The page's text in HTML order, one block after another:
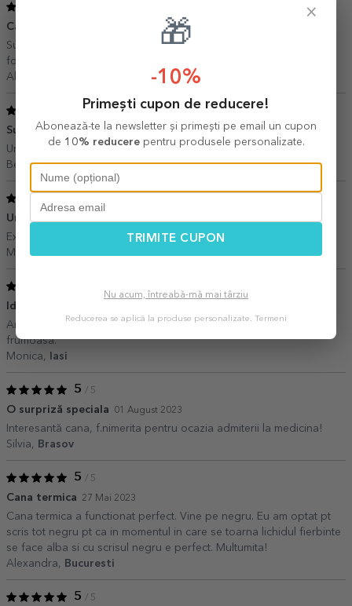
Cadou de Crăciun 29 Decembrie 2024
Sunt foarte mulțumită! Am luat cadou pentru tatăl meu și i-a plăcut
foarte mult! Recomand
Alexandra,
5
Superba cana! 03 Decembrie 2024
Un cadou perfect pentru colegi
Beatrice,Oradea
Un cadou inspirat
Exact ca in poza, calitate buna, fara defecte.
Movilaru Iuliana,
Idee de cadou inspirata
Am luat varianta pe albastru inchis in interior, culoarea e foarte
frumoasa.
Monica,
Iasi
5 / 5
O surpriză speciala 01 August 2023
Interesantă cana, f.nimerita pentru ocazia admiterii la medicina!
Silvia,
Brasov
5 / 5
Cana termica 27 Mai 2023
Cana termica a functionat perfect. Vine pe negru. Eu am optat pt
scris tot negru pt ca in momentul in care se toarna lichidul fierbinte
se face alba si cu scrisul negru e perfect. Multumita!
Alexandra,
Bucuresti
5 / 5
×
🎁
-10%
Primești cupon de reducere!
Abonează-te la newsletter și primești pe email un cupon
de 10% reducerepentru produsele personalizate.
TRIMITE CUPON
Nu acum, întreabă-mă mai târziu
Reducerea se aplică la produse personalizate. Termeni